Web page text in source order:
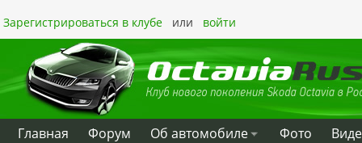
Зарегистрироваться в клубе или войти
Главная Форум Oб автомобиле Фото